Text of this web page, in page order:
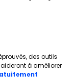
des outils
à améliorer